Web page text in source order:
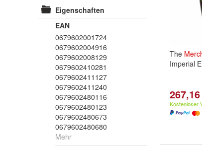
Eigenschaften
EAN
0679602001724
0679602004916
0679602008129
0679602410281
0679602411127
0679602411240
0679602480116
0679602480123
0679602480673
0679602480680
Mehr
The
Imperial
Kostenloser